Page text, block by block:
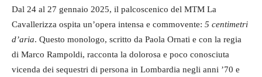
Dal 24 al 27 gennaio 2025, il palcoscenico del MTM La
Cavallerizza ospita un’opera intensa e commovente: 5 centimetri
d’aria. Questo monologo, scritto da Paola Ornati e con la regia
di Marco Rampoldi, racconta la dolorosa e poco conosciuta
vicenda dei sequestri di persona in Lombardia negli anni ’70 e